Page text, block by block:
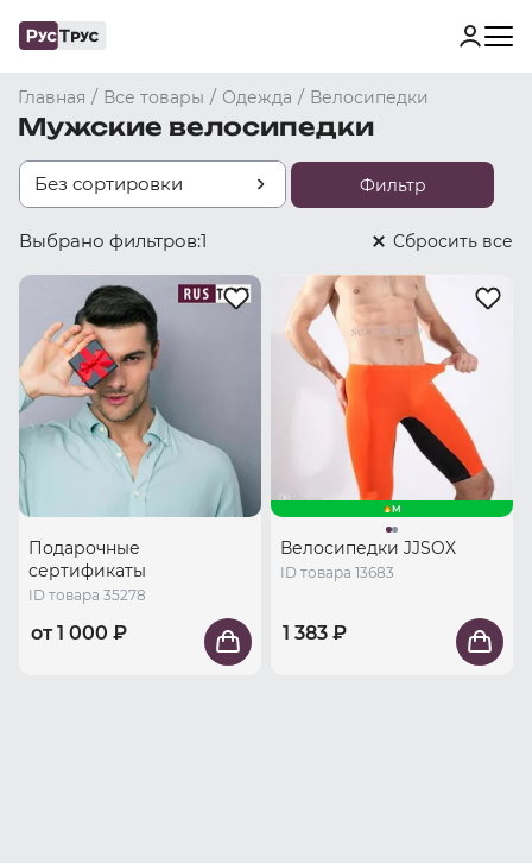
Главная / Все товары / Одежда / Велосипедки
Мужские велосипедки
Без сортировки Фильтр
Выбрано фильтров:1 Cбросить все
Подарочные
сертификаты
ID товара 35278
от 1 000 ₽
M
Велосипедки JJSOX
ID товара 13683
1 383 ₽